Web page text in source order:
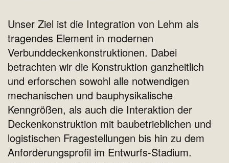
Unser Ziel ist die Integration von Lehm als
tragendes Element in modernen
Verbunddeckenkonstruktionen. Dabei
betrachten wir die Konstruktion ganzheitlich
und erforschen sowohl alle notwendigen
mechanischen und bauphysikalische
Kenngrößen, als auch die Interaktion der
Deckenkonstruktion mit baubetrieblichen und
logistischen Fragestellungen bis hin zu dem
Anforderungsprofil im Entwurfs-Stadium.